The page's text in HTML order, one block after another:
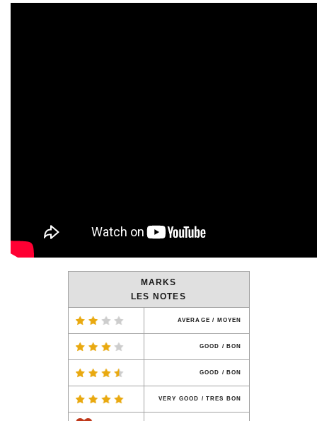
MARKS
LES NOTES
AVERAGE / MOYEN
GOOD / BON
GOOD / BON
VERY GOOD / TRES BON